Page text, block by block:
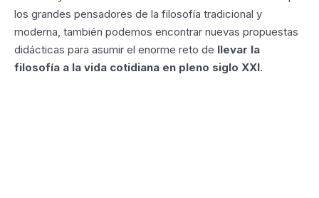
los grandes pensadores de la filosofía tradicional y
moderna, también podemos encontrar nuevas propuestas
didácticas para asumir el enorme reto de llevar la
filosofía a la vida cotidiana en pleno siglo XXI.